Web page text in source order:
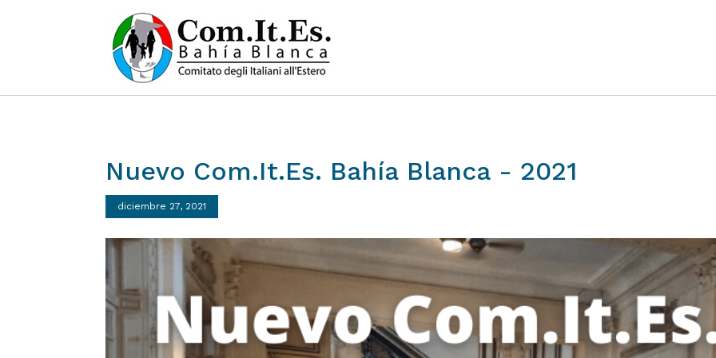
Nuevo Com.It.Es. Bahía Blanca - 2021
diciembre 27, 2021